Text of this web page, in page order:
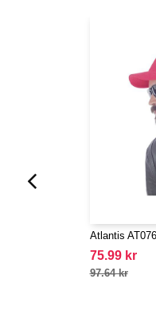
Atlantis
75.99 kr
97.64 kr